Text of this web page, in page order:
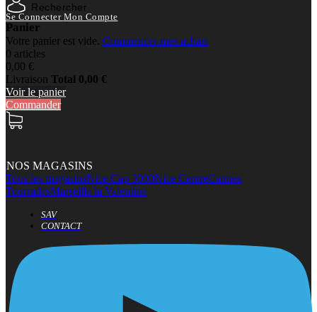
Rechercher
Se Connecter Mon Compte
Panier
Votre panier est vide. Commencer mes achats
0 articles
0,00 €
Livraison Total 0,00 €
Voir le panier
Commander
NOS MAGASINS
Tous les magasinsNice Cap 3000Nice CentreCannes
TourradesMarseille la Valentine
SAV
CONTACT